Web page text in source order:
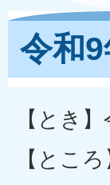
令和
【とき
【とこ